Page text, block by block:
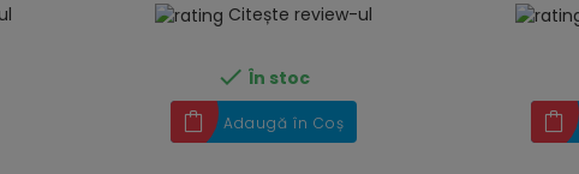
Citește review-ul
 În stoc
Adaugă în Coș